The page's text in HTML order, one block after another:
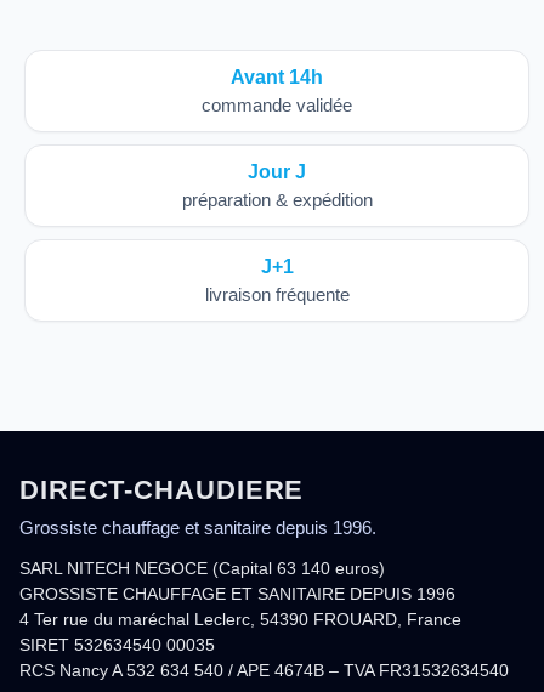
Avant 14h
commande validée
Jour J
préparation & expédition
J+1
livraison fréquente
DIRECT-CHAUDIERE
Grossiste chauffage et sanitaire depuis 1996.
SARL NITECH NEGOCE (Capital 63 140 euros)
GROSSISTE CHAUFFAGE ET SANITAIRE DEPUIS 1996
4 Ter rue du maréchal Leclerc, 54390 FROUARD, France
SIRET 532634540 00035
RCS Nancy A 532 634 540 / APE 4674B – TVA FR31532634540